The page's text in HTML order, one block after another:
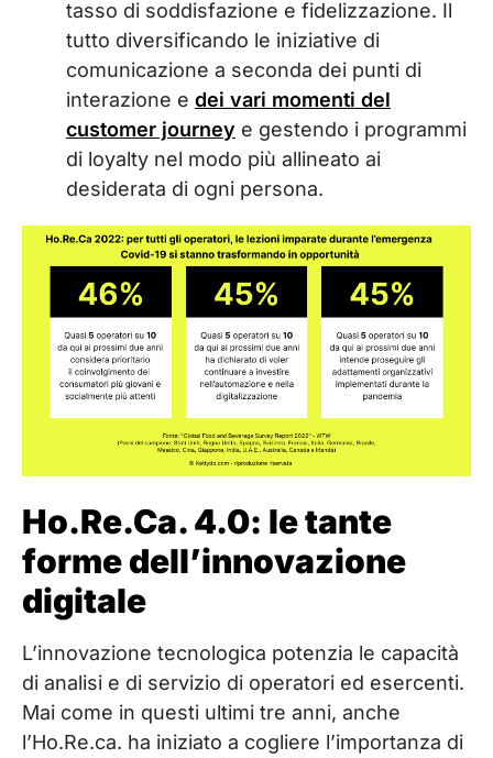
tasso di soddisfazione e fidelizzazione. Il
tutto diversificando le iniziative di
comunicazione a seconda dei punti di
interazione e dei vari momenti del
customer journey e gestendo i programmi
di loyalty nel modo più allineato ai
desiderata di ogni persona.
Ho.Re.Ca. 4.0: le tante
forme dell’innovazione
digitale
L’innovazione tecnologica potenzia le capacità
di analisi e di servizio di operatori ed esercenti.
Mai come in questi ultimi tre anni, anche
l’Ho.Re.ca. ha iniziato a cogliere l’importanza di